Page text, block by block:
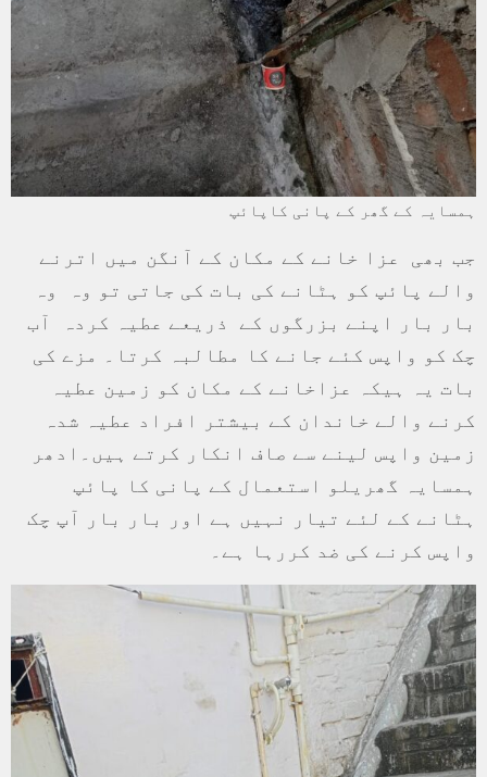
ہمسایہ کے گھر کے پانی کاپائپ
جب بھی عزا خانے کے مکان کے آنگن میں اترنے
والے پائپ کو ہٹانے کی بات کی جاتی تو وہ وہ
بار بار اپنے بزرگوں کے ذریعے عطیہ کردہ آب
چک کو واپس کئے جانے کا مطالبہ کرتا۔ مزے کی
بات یہ ہیکہ عزاخانے کے مکان کو زمین عطیہ
کرنے والے خاندان کے بیشتر افراد عطیہ شدہ
زمین واپس لینے سے صاف انکار کرتے ہیں۔ادھر
ہمسایہ گھریلو استعمال کے پانی کا پائپ
ہٹانے کے لئے تیار نہیں ہے اور بار بار آپ چک
واپس کرنے کی ضد کررہا ہے۔